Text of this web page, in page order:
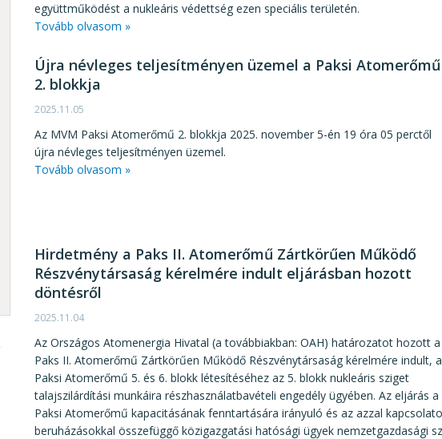
együttműködést a nukleáris védettség ezen speciális területén.
Tovább olvasom »
Újra névleges teljesítményen üzemel a Paksi Atomerőmű
2. blokkja
2025.11.05
Az MVM Paksi Atomerőmű 2. blokkja 2025. november 5-én 19 óra 05 perctől
újra névleges teljesítményen üzemel.
Tovább olvasom »
Hirdetmény a Paks II. Atomerőmű Zártkörűen Működő
Részvénytársaság kérelmére indult eljárásban hozott
döntésről
2025.11.04
Az Országos Atomenergia Hivatal (a továbbiakban: OAH) határozatot hozott a
Paks II. Atomerőmű Zártkörűen Működő Részvénytársaság kérelmére indult, a
Paksi Atomerőmű 5. és 6. blokk létesítéséhez az 5. blokk nukleáris sziget
talajszilárdítási munkáira részhasználatbavételi engedély ügyében. Az eljárás a
Paksi Atomerőmű kapacitásának fenntartására irányuló és az azzal
beruházásokkal összefüggő közigazgatási hatósági ügyek nemzetgazdasági